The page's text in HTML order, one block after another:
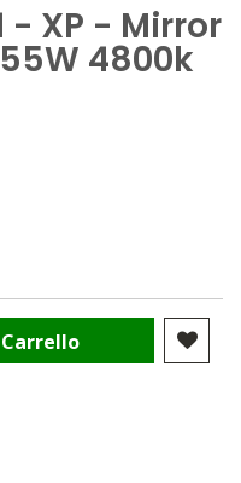
- XP - Mirror
4800k